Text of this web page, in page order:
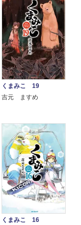
くまみこ 19
吉元 ますめ
くまみこ 16